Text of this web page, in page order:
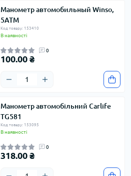
Манометр автомобильный Winso,
5АТМ
Код товару: 153410
В наявності
0
100.00 ₴
Манометр автомобільний Carlife
TG581
Код товару: 153095
В наявності
0
318.00 ₴